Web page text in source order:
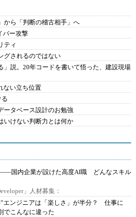
から「判断の稽古相手」へ
バー攻撃
ティ
グされるのではない
」説。20年コードを書いて悟った、建設現場
ない立ち位置
ータベース設計のお勉強
いけない判断力とは何か
国内企業が設けた高度AI職 どんなスキル
」人材募集：
エンジニアは「楽しさ」が半分？ 仕事に
でこんなに違った